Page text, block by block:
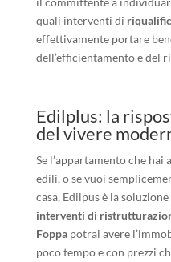
quali interventi di
effettivamente portare
dell’efficientamento e del
Edilplus: la
del vivere
Se l’appartamento che
edili, o se vuoi
casa, Edilpus è la
interventi di
Foppapotrai avere
poco tempo e con prezzi